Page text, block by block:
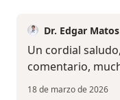
Dr. Edgar
Un cordial
comentario,
18 de marzo de 2026